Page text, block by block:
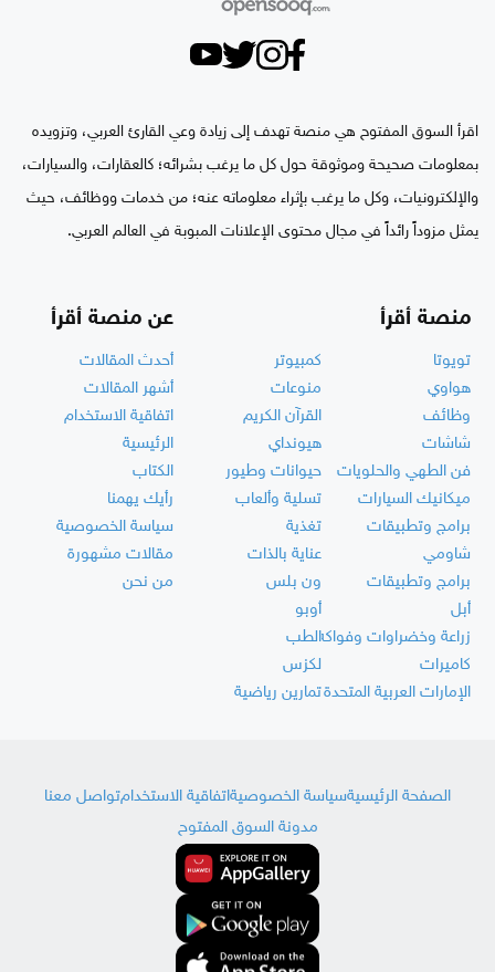
اقرأ السوق المفتوح هي منصة تهدف إلى زيادة وعي القارئ العربي، وتزويده
بمعلومات صحيحة وموثوقة حول كل ما يرغب بشرائه؛ كالعقارات، والسيارات،
والإلكترونيات، وكل ما يرغب بإثراء معلوماته عنه؛ من خدمات ووظائف، حيث
يمثل مزوداً رائداً في مجال محتوى الإعلانات المبوبة في العالم العربي.
منصة أقرأ
تويوتا
كمبيوتر
هواوي
منوعات
وظائف
القرآن الكريم
شاشات
هيونداي
فن الطهي والحلويات
حيوانات وطيور
ميكانيك السيارات
تسلية وألعاب
برامج وتطبيقات
تغذية
شاومي
عناية بالذات
برامج وتطبيقات
ون بلس
أبل
أوبو
زراعة وخضراوات وفواكهالطب
كاميرات
لكزس
الإمارات العربية المتحدةتمارين رياضية
عن منصة أقرأ
أحدث المقالات
أشهر المقالات
اتفاقية الاستخدام
الرئيسية
الكتاب
رأيك يهمنا
سياسة الخصوصية
مقالات مشهورة
من نحن
الصفحة الرئيسيةسياسة الخصوصيةاتفاقية الاستخدامتواصل معنا
مدونة السوق المفتوح